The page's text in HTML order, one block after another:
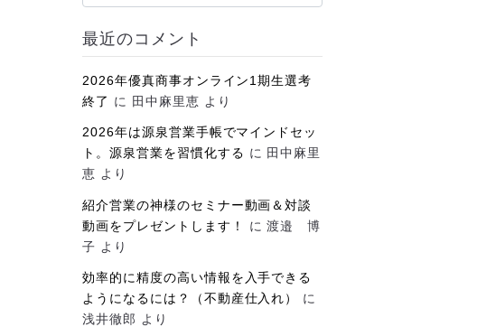
イ
ブ
最近のコメント
2026年優真商事オンライン1期生選考
終了 に 田中麻里恵 より
2026年は源泉営業手帳でマインドセッ
ト。源泉営業を習慣化する に 田中麻里
恵 より
紹介営業の神様のセミナー動画＆対談
動画をプレゼントします！
に渡邉 博
子 より
効率的に精度の高い情報を入手できる
ようになるには？（不動産仕入れ）
に
浅井徹郎 より